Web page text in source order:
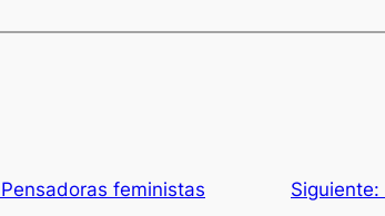
feministas Siguiente: